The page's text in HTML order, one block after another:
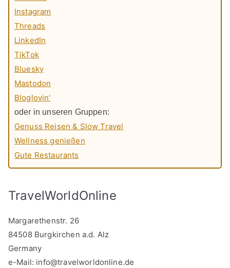
Instagram
Threads
LinkedIn
TikTok
Bluesky
Mastodon
Bloglovin'
oder in unseren Gruppen:
Genuss Reisen & Slow Travel
Wellness genießen
Gute Restaurants
TravelWorldOnline
Margarethenstr. 26
84508 Burgkirchen a.d. Alz
Germany
e-Mail: info@travelworldonline.de